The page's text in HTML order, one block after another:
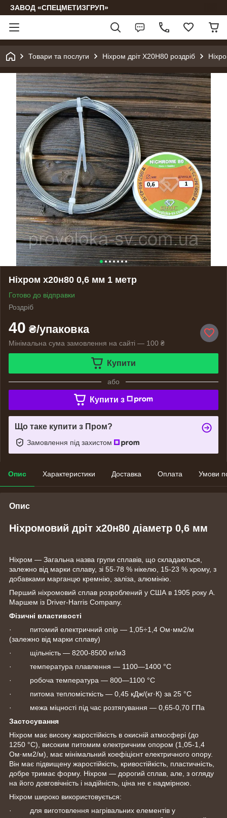
ЗАВОД «СПЕЦМЕТИЗГРУП»
Товари та послуги Ніхром дріт Х20Н80 роздріб
Ніхром х20н80 0,6 мм 1 метр
Готово до відправки
Роздріб
40 ₴/упаковка
Мінімальна сума замовлення на сайті — 100 ₴
Купити
або
Купити з
Що таке купити з Пром?
Замовлення під захистом
Опис Характеристики Доставка Оплата Умови
Опис
Ніхромовий дріт х20н80 діаметр 0,6 мм
Ніхром — Загальна назва групи сплавів, що складаються,
залежно від марки сплаву, зі 55-78 % нікелю, 15-23 % хрому, з
добавками марганцю кремнію, заліза, алюмінію.
Перший ніхромовий сплав розроблений у США в 1905 року А.
Маршем із Driver-Harris Company.
Фізичні властивості
· питомий електричний опір — 1,05÷1,4 Ом·мм2/м
(залежно від марки сплаву)
· щільність — 8200-8500 кг/м3
· температура плавлення — 1100—1400 °C
· робоча температура — 800—1100 °C
· питома тепломісткість — 0,45 кДж/(кг·К) за 25 °C
· межа міцності під час розтягування — 0,65-0,70 ГПа
Застосування
Ніхром має високу жаростійкість в окисній атмосфері (до
1250 °C), високим питомим електричним опором (1,05-1,4
Ом·мм2/м), має мінімальний коефіцієнт електричного опору.
Він має підвищену жаростійкість, кривостійкість, пластичність,
добре тримає форму. Ніхром — дорогий сплав, але, з огляду
на його довговічність і надійність, ціна не є надмірною.
Ніхром широко використовується:
· для виготовлення нагрівальних елементів у